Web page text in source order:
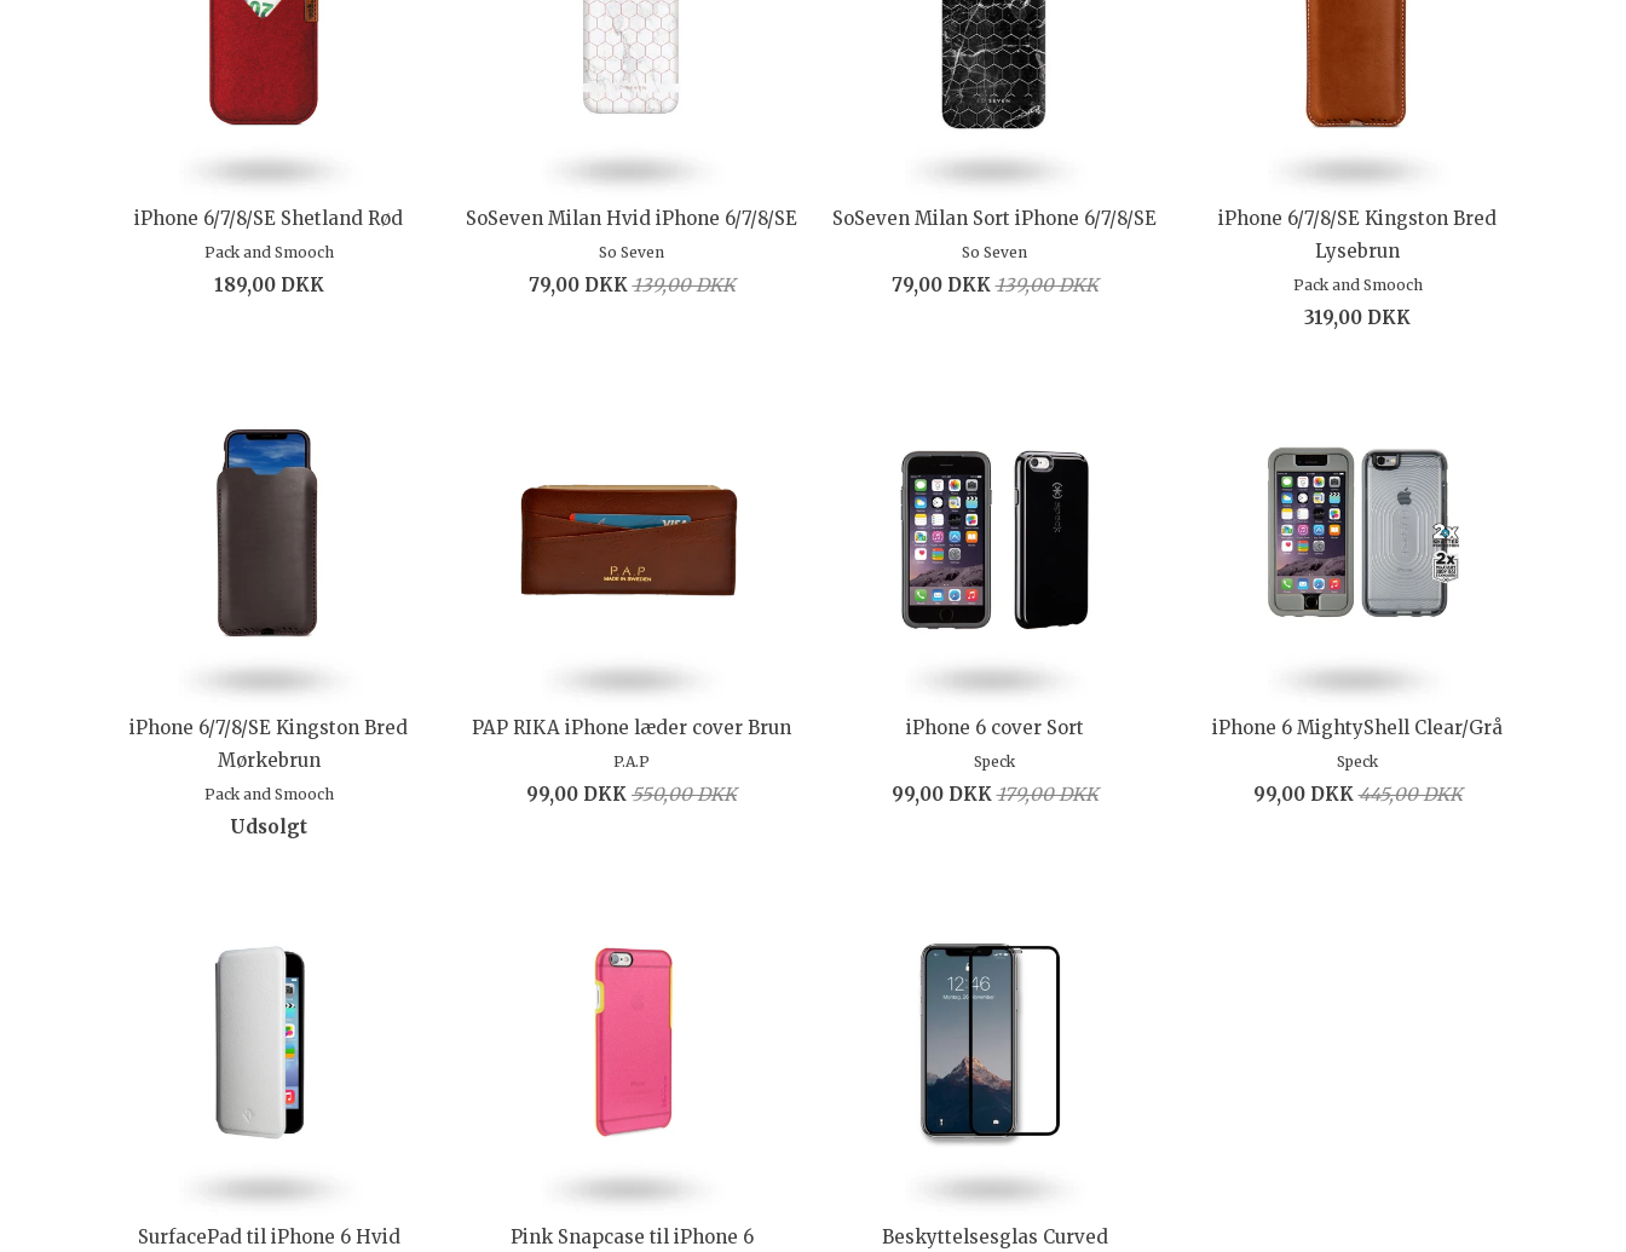
iPhone 6/7/8/SE Shetland Rød
Pack and Smooch
189,00 DKK
SoSeven Milan Hvid iPhone 6/7/8/SE
So Seven
79,00 DKK 139,00 DKK
SoSeven Milan Sort iPhone 6/7/8/SE
So Seven
79,00 DKK 139,00 DKK
iPhone 6/7/8/SE Kingston Bred
Lysebrun
Pack and Smooch
319,00 DKK
iPhone 6/7/8/SE Kingston Bred
Mørkebrun
Pack and Smooch
Udsolgt
PAP RIKA iPhone læder cover Brun
P.A.P
99,00 DKK 550,00 DKK
iPhone 6 cover Sort
Speck
99,00 DKK 179,00 DKK
iPhone 6 MightyShell Clear/Grå
Speck
99,00 DKK 445,00 DKK
SurfacePad til iPhone 6 Hvid Pink Snapcase til iPhone 6 Beskyttelsesglas Curved